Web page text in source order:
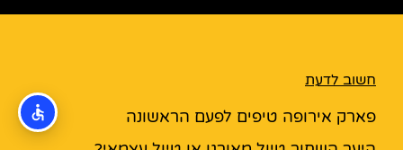
חשוב לדעת
פארק אירופה טיפים לפעם הראשונה